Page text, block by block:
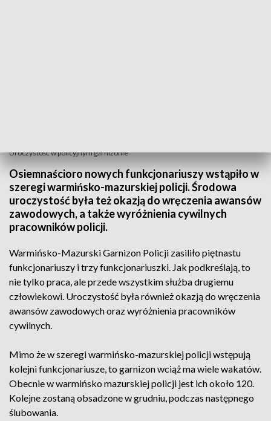
Uroczystość w policyjnym garnizonie
Osiemnaścioro nowych funkcjonariuszy wstąpiło w
szeregi warmińsko-mazurskiej policji. Środowa
uroczystość była też okazją do wręczenia awansów
zawodowych, a także wyróżnienia cywilnych
pracowników policji.
Warmińsko-Mazurski Garnizon Policji zasiliło piętnastu
funkcjonariuszy i trzy funkcjonariuszki. Jak podkreślają, to
nie tylko praca, ale przede wszystkim służba drugiemu
człowiekowi. Uroczystość była również okazją do wręczenia
awansów zawodowych oraz wyróżnienia pracowników
cywilnych.
Mimo że w szeregi warmińsko-mazurskiej policji wstępują
kolejni funkcjonariusze, to garnizon wciąż ma wiele wakatów.
Obecnie w warmińsko mazurskiej policji jest ich około 120.
Kolejne zostaną obsadzone w grudniu, podczas następnego
ślubowania.